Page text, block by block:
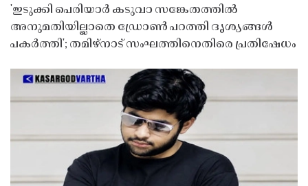
'ഇടുക്കി പെരിയാർ കടുവാ സങ്കേതത്തിൽ
അനുമതിയില്ലാതെ ഡ്രോൺ പറത്തി ദൃശ്യങ്ങൾ
പകർത്തി'; തമിഴ്നാട് സംഘത്തിനെതിരെ പ്രതിഷേധം